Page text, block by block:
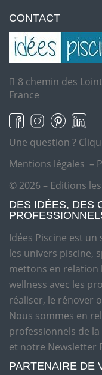
CONTACT
8 chemin des
France
Une question ?
Mentions légales –
© 2026 – Editions
DES IDÉES, DES
Idées Piscine est
les univers piscine,
mettons en relation
wellness avec les
réaliser, le rénover
Nous sommes en
professionnels de
et notre Newsletter
PARTENAIRE DE